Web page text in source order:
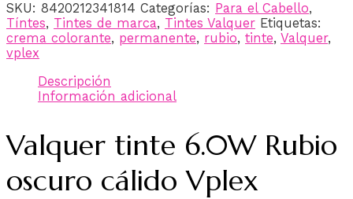
SKU: 8420212341814 Categorías: Para el Cabello,
Tíntes, Tintes de marca, Tintes Valquer Etiquetas:
crema colorante, permanente, rubio, tinte, Valquer,
vplex
Descripción
Información adicional
Valquer tinte 6.0W Rubio
oscuro cálido Vplex